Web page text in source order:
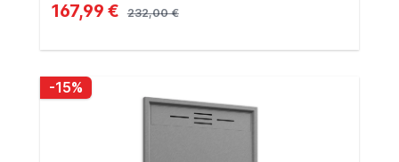
167,99 € 232,00 €
-15%